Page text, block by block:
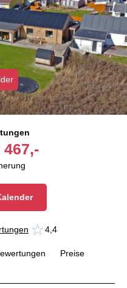
467,-
4,4
Preise